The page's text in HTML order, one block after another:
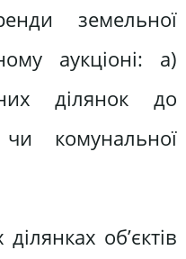
земельної
аукціоні: а)
ділянок до
комунальної
об’єктів